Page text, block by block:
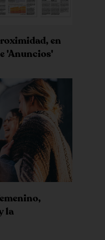
en
'Anuncios'
la